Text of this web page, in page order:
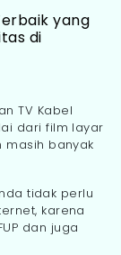
yang
di
TV Kabel
dari film layar
masih banyak
tidak perlu
karena
dan juga